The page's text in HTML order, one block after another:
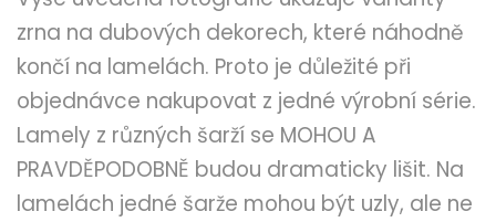
zrna na dubových dekorech, které náhodně
končí na lamelách. Proto je důležité při
objednávce nakupovat z jedné výrobní série.
Lamely z různých šarží se MOHOU A
PRAVDĚPODOBNĚ budou dramaticky lišit. Na
lamelách jedné šarže mohou být uzly, ale ne